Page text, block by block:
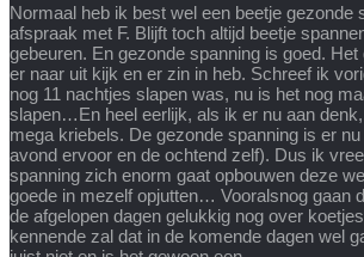
Normaal heb ik best wel een beetje gezonde
afspraak met F. Blijft toch altijd beetje
gebeuren. En gezonde spanning is goed. Het
er naar uit kijk en er zin in heb. Schreef ik
nog 11 nachtjes slapen was, nu is het nog
slapen…En heel eerlijk, als ik er nu aan
mega kriebels. De gezonde spanning is er
avond ervoor en de ochtend zelf). Dus ik
spanning zich enorm gaat opbouwen deze
goede in mezelf opjutten… Vooralsnog gaan
de afgelopen dagen gelukkig nog over
kennende zal dat in de komende dagen wel